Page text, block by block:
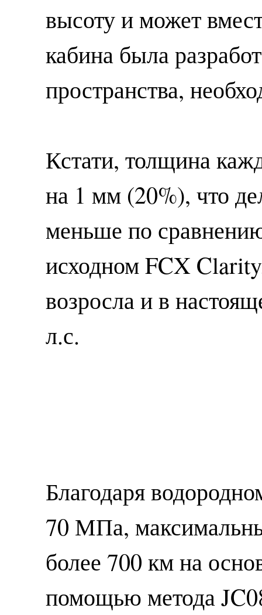
высоту и может
кабина была
пространства,
Кстати, толщина
на 1 мм (20%), что
меньше по
исходном FCX
возросла и в
л.с.
Благодаря
70 МПа,
более 700 км на
помощью метода